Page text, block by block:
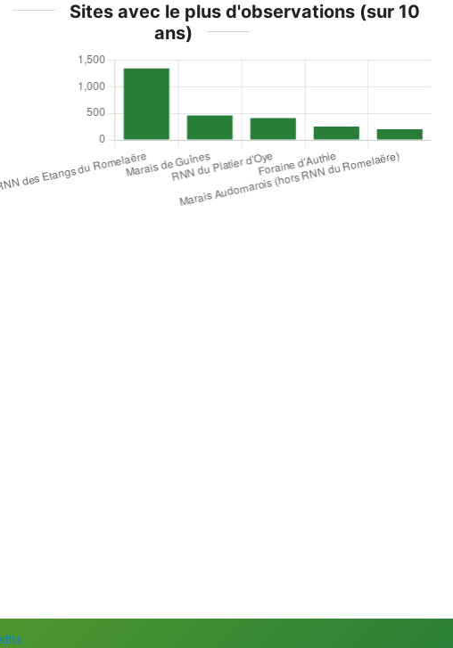
Sites avec le plus d'observations (sur 10
ans)